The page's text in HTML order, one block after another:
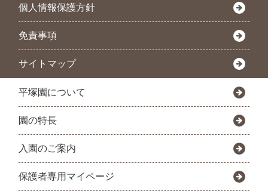
個人情報保護方針
免責事項
サイトマップ
平塚園について
園の特長
入園のご案内
保護者専用マイページ